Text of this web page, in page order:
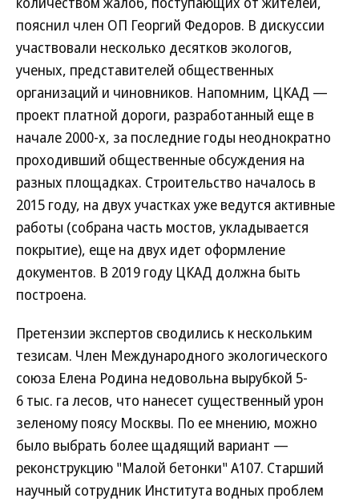
пояснил член ОП Георгий Федоров. В дискуссии
участвовали несколько десятков экологов,
ученых, представителей общественных
организаций и чиновников. Напомним, ЦКАД —
проект платной дороги, разработанный еще в
начале 2000-х, за последние годы неоднократно
проходивший общественные обсуждения на
разных площадках. Строительство началось в
2015 году, на двух участках уже ведутся активные
работы (собрана часть мостов, укладывается
покрытие), еще на двух идет оформление
документов. В 2019 году ЦКАД должна быть
построена.
Претензии экспертов сводились к нескольким
тезисам. Член Международного экологического
союза Елена Родина недовольна вырубкой 5-
6 тыс. га лесов, что нанесет существенный урон
зеленому поясу Москвы. По ее мнению, можно
было выбрать более щадящий вариант —
реконструкцию "Малой бетонки" А107. Старший
научный сотрудник Института водных проблем